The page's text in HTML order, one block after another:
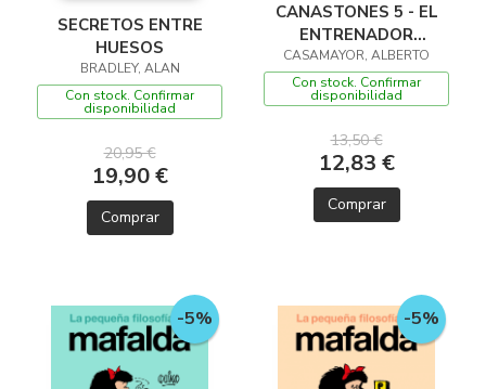
SECRETOS ENTRE
HUESOS
BRADLEY, ALAN
Con stock. Confirmar
disponibilidad
20,95 €
19,90 €
Comprar
CANASTONES 5 - EL
ENTRENADOR
CHIFLADO
CASAMAYOR, ALBERTO
Con stock. Confirmar
disponibilidad
13,50 €
12,83 €
Comprar
-5% -5%